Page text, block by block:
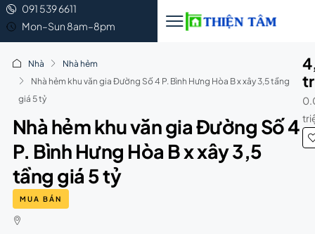
091 539 6611
Mon–Sun 8am–8pm
Nhà
Nhà hẻm
Nhà hẻm khu văn gia Đường Số 4 P. Bình Hưng Hòa B x xây 3,5 tầng
giá 5 tỷ
Nhà hẻm khu văn gia Đường Số 4
P. Bình Hưng Hòa B x xây 3,5
tầng giá 5 tỷ
MUA BÁN